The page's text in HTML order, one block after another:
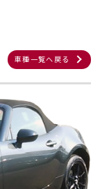
車種一覧へ戻る